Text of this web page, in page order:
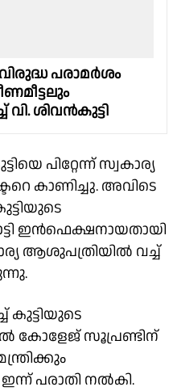
പരാമർശം
വി. ശിവൻകുട്ടി
പിറ്റേന്ന് സ്വകാര്യ
കാണിച്ചു. അവിടെ
ഇൻഫെക്ഷനായതായി
ആശുപത്രിയിൽ വച്ച്
കുട്ടിയുടെ
കോളേജ് സൂപ്രണ്ടിന്
പരാതി നൽകി.